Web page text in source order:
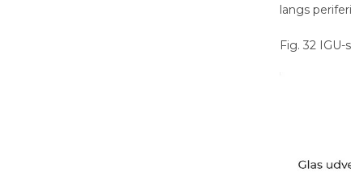
langs
Fig. 32